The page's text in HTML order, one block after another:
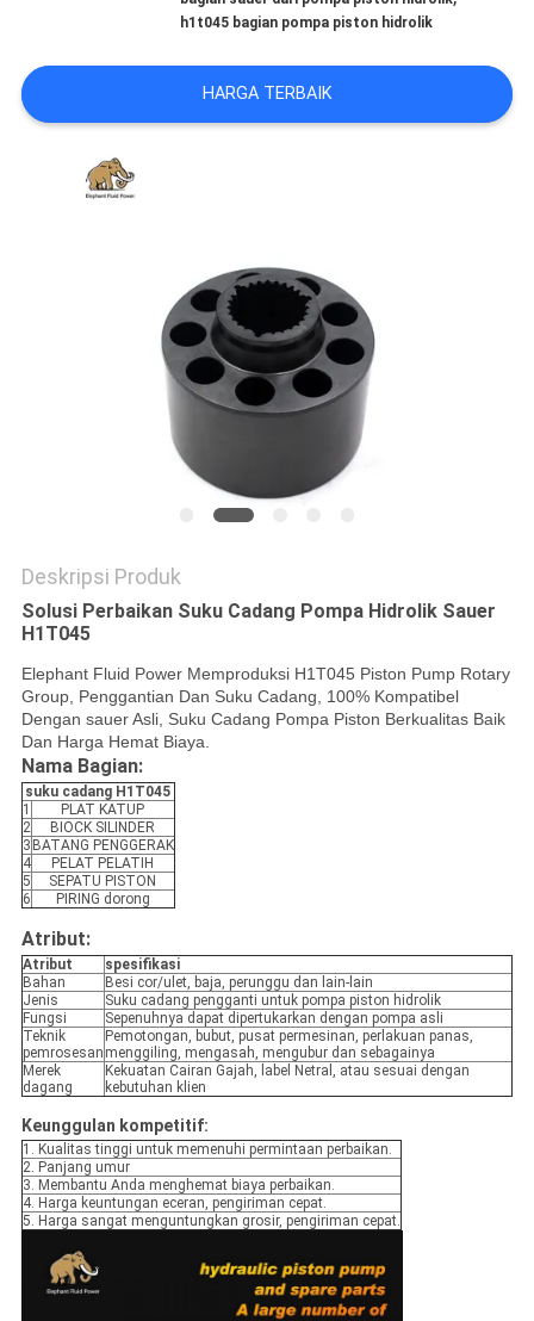
SITEMAP
PRIVACY
POLICY
h1t045 bagian pompa piston hidrolik
HARGA TERBAIK
Deskripsi Produk
Solusi Perbaikan Suku Cadang Pompa Hidrolik Sauer
H1T045
Elephant Fluid Power Memproduksi H1T045 Piston Pump Rotary
Group, Penggantian Dan Suku Cadang, 100% Kompatibel
Dengan sauer Asli, Suku Cadang Pompa Piston Berkualitas Baik
Dan Harga Hemat Biaya.
Nama Bagian:
suku cadang H1T045
1
PLAT KATUP
2
BIOCK SILINDER
3 BATANG PENGGERAK
4
PELAT PELATIH
5
SEPATU PISTON
6
PIRING dorong
Atribut:
Atribut
spesifikasi
Bahan
Besi cor/ulet, baja, perunggu dan lain-lain
Jenis
Suku cadang pengganti untuk pompa piston hidrolik
Fungsi
Sepenuhnya dapat dipertukarkan dengan pompa asli
Teknik
pemrosesan
Pemotongan, bubut, pusat permesinan, perlakuan panas,
menggiling, mengasah, mengubur dan sebagainya
Merek
dagang
Kekuatan Cairan Gajah, label Netral, atau sesuai dengan
kebutuhan klien
Keunggulan kompetitif:
1. Kualitas tinggi untuk memenuhi permintaan perbaikan.
2. Panjang umur
3. Membantu Anda menghemat biaya perbaikan.
4. Harga keuntungan eceran, pengiriman cepat.
5. Harga sangat menguntungkan grosir, pengiriman cepat.